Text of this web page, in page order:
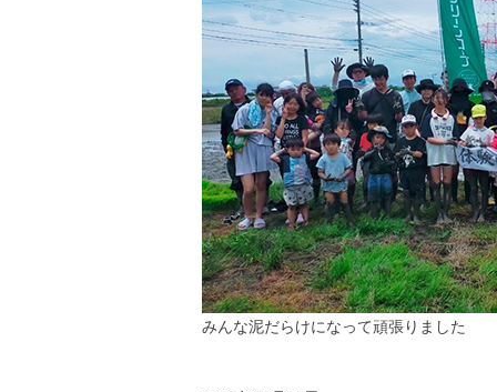
みんな泥だらけになって頑張りました